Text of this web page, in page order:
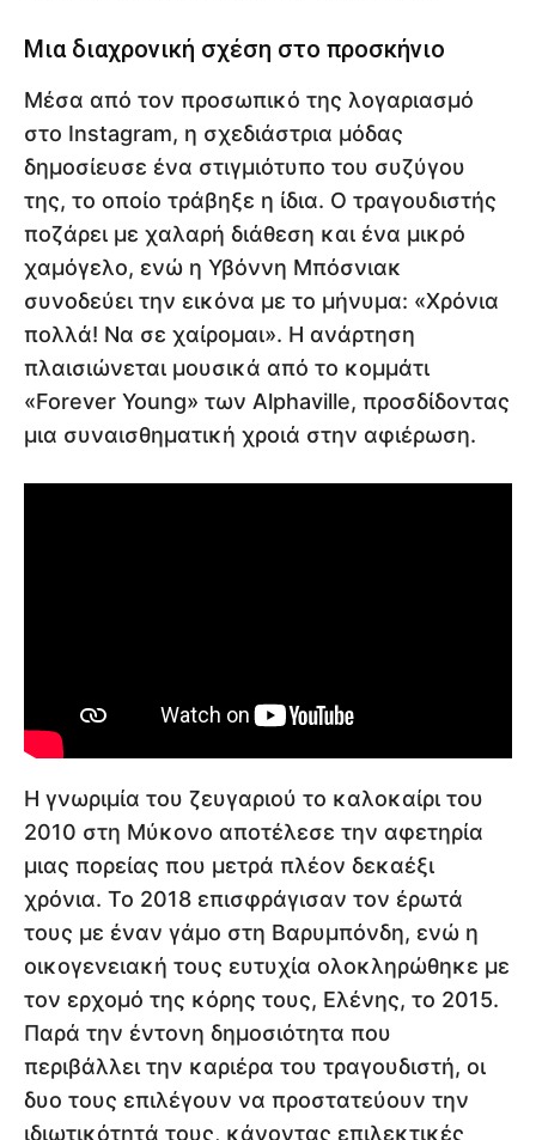
Μια διαχρονική σχέση στο προσκήνιο
Μέσα από τον προσωπικό της λογαριασμό
στο Instagram, η σχεδιάστρια μόδας
δημοσίευσε ένα στιγμιότυπο του συζύγου
της, το οποίο τράβηξε η ίδια. Ο τραγουδιστής
ποζάρει με χαλαρή διάθεση και ένα μικρό
χαμόγελο, ενώ η Υβόννη Μπόσνιακ
συνοδεύει την εικόνα με το μήνυμα: «Χρόνια
πολλά! Να σε χαίρομαι». Η ανάρτηση
πλαισιώνεται μουσικά από το κομμάτι
«Forever Young» των Alphaville, προσδίδοντας
μια συναισθηματική χροιά στην αφιέρωση.
Η γνωριμία του ζευγαριού το καλοκαίρι του
2010 στη Μύκονο αποτέλεσε την αφετηρία
μιας πορείας που μετρά πλέον δεκαέξι
χρόνια. Το 2018 επισφράγισαν τον έρωτά
τους με έναν γάμο στη Βαρυμπόνδη, ενώ η
οικογενειακή τους ευτυχία ολοκληρώθηκε με
τον ερχομό της κόρης τους, Ελένης, το 2015.
Παρά την έντονη δημοσιότητα που
περιβάλλει την καριέρα του τραγουδιστή, οι
δυο τους επιλέγουν να προστατεύουν την
ιδιωτικότητά τους, κάνοντας επιλεκτικές